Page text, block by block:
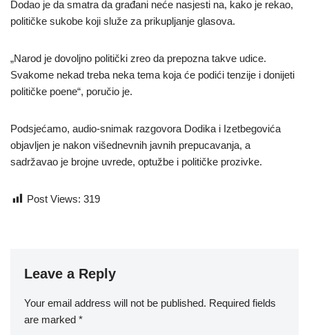
Dodao je da smatra da građani neće nasjesti na, kako je rekao,
političke sukobe koji služe za prikupljanje glasova.
„Narod je dovoljno politički zreo da prepozna takve udice.
Svakome nekad treba neka tema koja će podići tenzije i donijeti
političke poene“, poručio je.
Podsjećamo, audio-snimak razgovora Dodika i Izetbegovića
objavljen je nakon višednevnih javnih prepucavanja, a
sadržavao je brojne uvrede, optužbe i političke prozivke.
Post Views: 319
Leave a Reply
Your email address will not be published. Required fields
are marked *